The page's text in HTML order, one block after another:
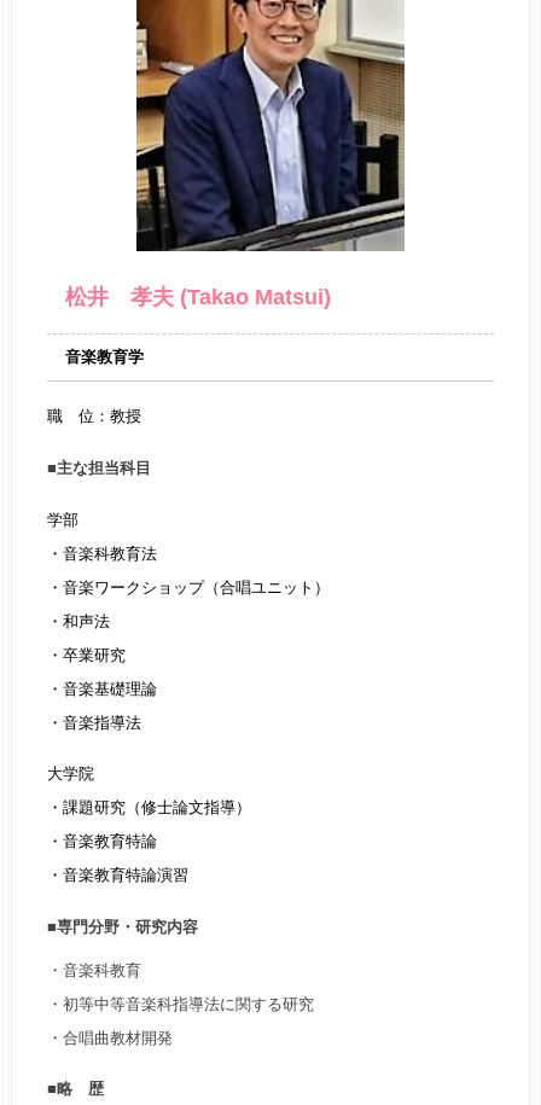
松井 孝夫 (Takao Matsui)
音楽教育学
職 位：教授
■主な担当科目
学部
・音楽科教育法
・音楽ワークショップ（合唱ユニット）
・和声法
・卒業研究
・音楽基礎理論
・音楽指導法
大学院
・課題研究（修士論文指導）
・音楽教育特論
・音楽教育特論演習
■専門分野・研究内容
・音楽科教育
・初等中等音楽科指導法に関する研究
・合唱曲教材開発
■略 歴